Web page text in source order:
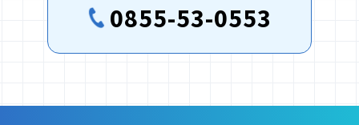
0855-53-0553